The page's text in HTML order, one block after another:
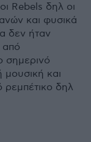
Rebels δηλ οι
και φυσικά
δεν ήταν
από
σημερινό
μουσική και
ρεμπέτικο δηλ